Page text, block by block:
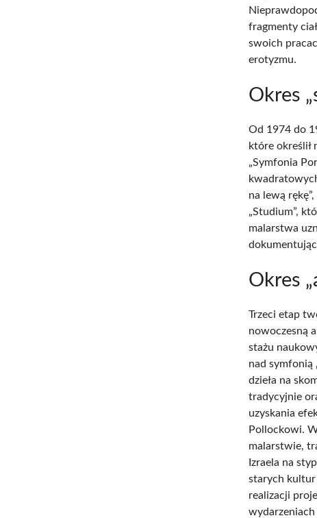
fragmenty
swoich
erotyzmu.
Okres
Od 1974 do
które określił
„Symfonia
na lewą
„Studium”,
malarstwa
Okres
Trzeci etap
nowoczesną
stażu
nad symfonią
dzieła na
tradycyjnie
uzyskania
Pollockowi.
malarstwie,
Izraela na
starych kultur
realizacji
wydarzeniach